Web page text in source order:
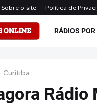
Sobre o site Política de
RÁDIOS POR
Curitiba